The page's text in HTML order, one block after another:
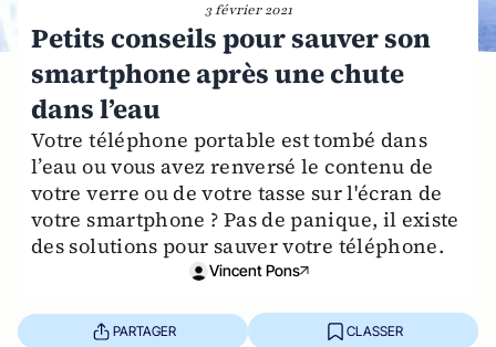
3 février 2021
Petits conseils pour sauver son
smartphone après une chute
dans l’eau
Votre téléphone portable est tombé dans
l’eau ou vous avez renversé le contenu de
votre verre ou de votre tasse sur l'écran de
votre smartphone ? Pas de panique, il existe
des solutions pour sauver votre téléphone.
Vincent Pons
PARTAGER CLASSER